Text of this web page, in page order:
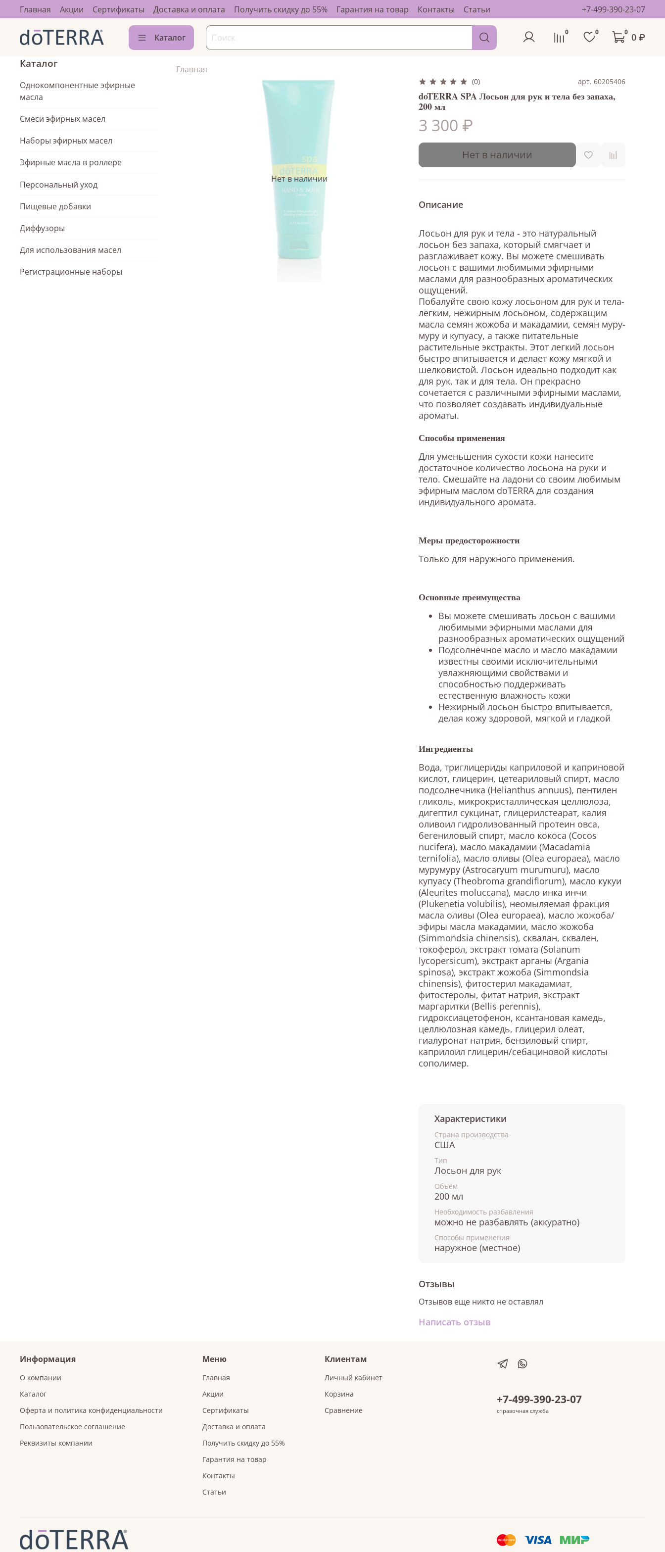
Главная Акции Сертификаты Доставка и оплата Получить скидку до 55% Гарантия на товар Контакты Статьи +7-499-390-23-07
Каталог
0 0 0 0 ₽
Главная
Нет в наличии
(0) арт. 60205406
doTERRA SPA Лосьон для рук и тела без запаха,
200 мл
3 300 ₽
Нет в наличии
Описание
Лосьон для рук и тела - это натуральный
лосьон без запаха, который смягчает и
разглаживает кожу. Вы можете смешивать
лосьон с вашими любимыми эфирными
маслами для разнообразных ароматических
ощущений.
Побалуйте свою кожу лосьоном для рук и тела-
легким, нежирным лосьоном, содержащим
масла семян жожоба и макадамии, семян муру-
муру и купуасу, а также питательные
растительные экстракты. Этот легкий лосьон
быстро впитывается и делает кожу мягкой и
шелковистой. Лосьон идеально подходит как
для рук, так и для тела. Он прекрасно
сочетается с различными эфирными маслами,
что позволяет создавать индивидуальные
ароматы.
Способы применения
Для уменьшения сухости кожи нанесите
достаточное количество лосьона на руки и
тело. Смешайте на ладони со своим любимым
эфирным маслом doTERRA для создания
индивидуального аромата.
Меры предосторожности
Только для наружного применения.
Основные преимущества
Вы можете смешивать лосьон с вашими
любимыми эфирными маслами для
разнообразных ароматических ощущений
Подсолнечное масло и масло макадамии
известны своими исключительными
увлажняющими свойствами и
способностью поддерживать
естественную влажность кожи
Нежирный лосьон быстро впитывается,
делая кожу здоровой, мягкой и гладкой
Ингредиенты
Вода, триглицериды каприловой и каприновой
кислот, глицерин, цетеариловый спирт, масло
подсолнечника (Helianthus annuus), пентилен
гликоль, микрокристаллическая целлюлоза,
дигептил сукцинат, глицерилстеарат, калия
оливоил гидролизованный протеин овса,
бегениловый спирт, масло кокоса (Cocos
nucifera), масло макадамии (Macadamia
ternifolia), масло оливы (Olea europaea), масло
мурумуру (Astrocaryum murumuru), масло
купуасу (Theobroma grandiflorum), масло кукуи
(Aleurites moluccana), масло инка инчи
(Plukenetia volubilis), неомыляемая фракция
масла оливы (Olea europaea), масло жожоба/
эфиры масла макадамии, масло жожоба
(Simmondsia chinensis), сквалан, сквален,
токоферол, экстракт томата (Solanum
lycopersicum), экстракт арганы (Argania
spinosa), экстракт жожоба (Simmondsia
chinensis), фитостерил макадамиат,
фитостеролы, фитат натрия, экстракт
маргаритки (Bellis perennis),
гидроксиацетофенон, ксантановая камедь,
целлюлозная камедь, глицерил олеат,
гиалуронат натрия, бензиловый спирт,
каприлоил глицерин/себациновой кислоты
сополимер.
Характеристики
Страна производства
США
Тип
Лосьон для рук
Объём
200 мл
Необходимость разбавления
можно не разбавлять (аккуратно)
Способы применения
наружное (местное)
Отзывы
Отзывов еще никто не оставлял
Написать отзыв
Каталог
Однокомпонентные эфирные
масла
Смеси эфирных масел
Наборы эфирных масел
Эфирные масла в роллере
Персональный уход
Пищевые добавки
Диффузоры
Для использования масел
Регистрационные наборы
Информация
О компании
Каталог
Оферта и политика конфиденциальности
Пользовательское соглашение
Реквизиты компании
Меню
Главная
Акции
Сертификаты
Доставка и оплата
Получить скидку до 55%
Гарантия на товар
Контакты
Статьи
Клиентам
Личный кабинет
Корзина
Сравнение
+7-499-390-23-07
справочная служба